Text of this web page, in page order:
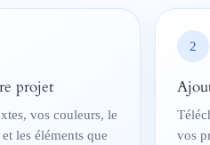
projet
vos couleurs, le
les éléments que
2
vos